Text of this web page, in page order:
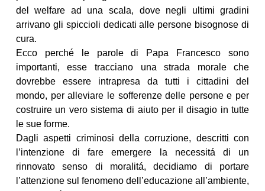
del welfare ad una scala, dove negli ultimi gradini
arrivano gli spiccioli dedicati alle persone bisognose di
cura.
Ecco perché le parole di Papa Francesco sono
importanti, esse tracciano una strada morale che
dovrebbe essere intrapresa da tutti i cittadini del
mondo, per alleviare le sofferenze delle persone e per
costruire un vero sistema di aiuto per il disagio in tutte
le sue forme.
Dagli aspetti criminosi della corruzione, descritti con
l’intenzione di fare emergere la necessitá di un
rinnovato senso di moralitá, decidiamo di portare
l’attenzione sul fenomeno dell’educazione all’ambiente,